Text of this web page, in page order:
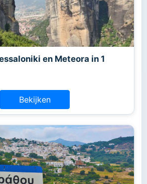
en Meteora in 1
Bekijken